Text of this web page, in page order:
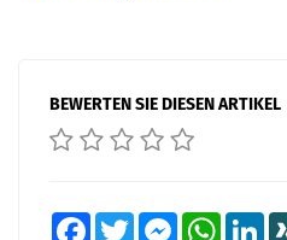
BEWERTEN SIE DIESEN ARTIKEL
FacebookTwitter MessengerWhatsApp